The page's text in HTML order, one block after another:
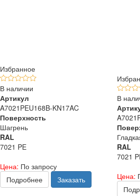
Избранное
В наличии
Артикул
A7021PEU168B-KN17AC
Поверхность
Шагрень
RAL
7021 PE
Цена: По запросу
Подробнее
Заказать
В
RAL
7021
Цена: